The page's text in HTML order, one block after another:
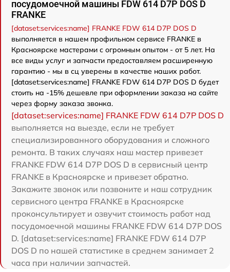
посудомоечной машины FDW 614 D7P DOS D
FRANKE
[dataset:services:name] FRANKE FDW 614 D7P DOS D
выполняется в нашем профильном сервисе FRANKE в
Красноярске мастерами с огромным опытом - от 5 лет. На
все виды услуг и запчасти предоставляем расширенную
гарантию - мы в сц уверены в качестве наших работ.
[dataset:services:name] FRANKE FDW 614 D7P DOS D будет
стоить на -15% дешевле при оформлении заказа на сайте
через форму заказа звонка.
[dataset:services:name] FRANKE FDW 614 D7P DOS D
выполняется на выезде, если не требует
специализированного оборудования и сложного
ремонта. В таких случаях наш мастер привезет
FRANKE FDW 614 D7P DOS D в сервисный центр
FRANKE в Красноярске и привезет обратно.
Закажите звонок или позвоните и наш сотрудник
сервисного центра FRANKE в Красноярске
проконсультирует и озвучит стоимость работ над
посудомоечной машины FRANKE FDW 614 D7P DOS
D. [dataset:services:name] FRANKE FDW 614 D7P
DOS D по нашей статистике в среднем занимает 2
часа при наличии запчастей.